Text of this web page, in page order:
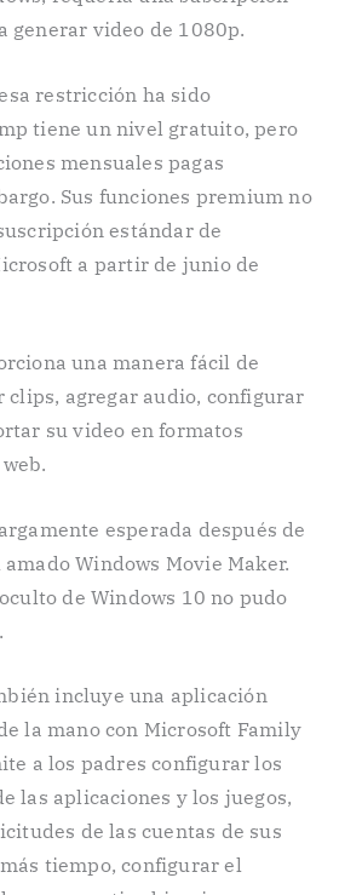
generar video de 1080p.
restricción ha sido
tiene un nivel gratuito, pero
mensuales pagas
Sus funciones premium no
estándar de
a partir de junio de
una manera fácil de
clips, agregar audio, configurar
su video en formatos
esperada después de
Windows Movie Maker.
de Windows 10 no pudo
incluye una aplicación
la mano con Microsoft Family
a los padres configurar los
las aplicaciones y los juegos,
de las cuentas de sus
tiempo, configurar el